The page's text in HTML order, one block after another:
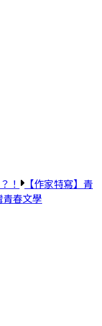
！
【作家特寫】青
春文學